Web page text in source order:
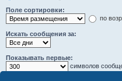
Поле сортировки:
по
Искать сообщения за:
Показывать первые:
символов